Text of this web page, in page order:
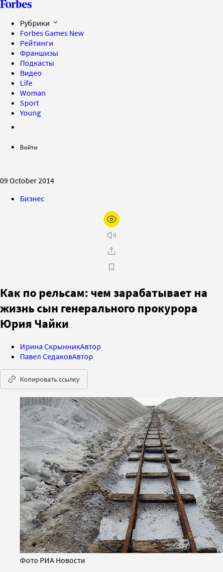
Рубрики
Forbes Games New
Рейтинги
Франшизы
Подкасты
Видео
Life
Woman
Sport
Young
Войти
09 October 2014
Бизнес
Как по рельсам: чем зарабатывает на
жизнь сын генерального прокурора
Юрия Чайки
Ирина СкрынникАвтор
Павел СедаковАвтор
Копировать ссылку
Фото РИА Новости